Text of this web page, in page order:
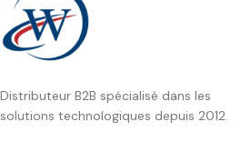
Distributeur B2B spécialisé dans les
solutions technologiques depuis 2012.